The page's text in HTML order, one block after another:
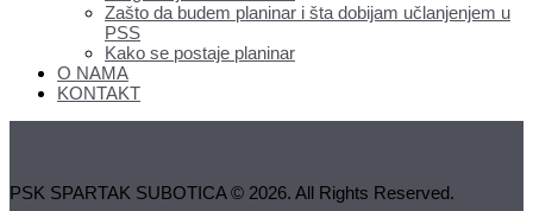
Zašto da budem planinar i šta dobijam učlanjenjem u
PSS
Kako se postaje planinar
O NAMA
KONTAKT
PSK SPARTAK SUBOTICA © 2026. All Rights Reserved.